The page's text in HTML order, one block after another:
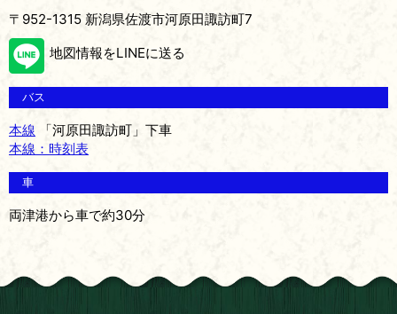
〒952-1315 新潟県佐渡市河原田諏訪町7
地図情報をLINEに送る
バス
本線 「河原田諏訪町」下車
本線：時刻表
車
両津港から車で約30分